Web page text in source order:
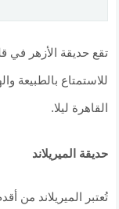
تقع حديقة الأزهر في
للاستمتاع بالطبيعة
القاهرة ليلا.
حديقة الميريلاند
تُعتبر الميريلاند من